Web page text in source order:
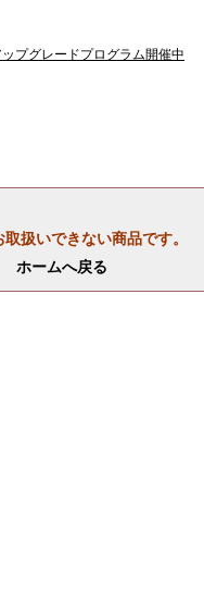
ップグレードプログラム開催中
扱いできない商品です。
ホームへ戻る